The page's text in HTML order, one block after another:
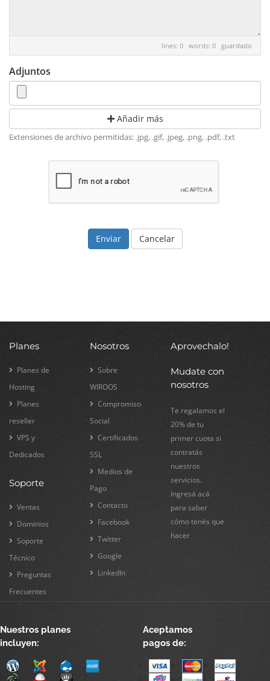
lines: 0 words: 0 guardado
Adjuntos
Añadir más
Extensiones de archivo permitidas: .jpg, .gif, .jpeg, .png, .pdf, .txt
Cancelar
Planes
Planes de
Hosting
Planes
reseller
VPS y
Dedicados
Soporte
Ventas
Dominios
Soporte
Técnico
Preguntas
Frecuentes
Nosotros
Sobre
WIROOS
Compromiso
Social
Certificados
SSL
Medios de
Pago
Contacto
Facebook
Twitter
Google
LinkedIn
Aprovechalo!
Mudate con
nosotros
Te regalamos el
20% de tu
primer cuota si
contratás
nuestros
servicios.
Ingresá acá
para saber
cómo tenés que
hacer
Nuestros planes
incluyen:
Aceptamos
pagos de: